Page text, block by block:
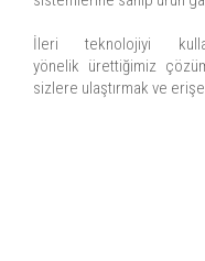
İleri teknolojiyi
yönelik ürettiğimiz
sizlere ulaştırmak ve